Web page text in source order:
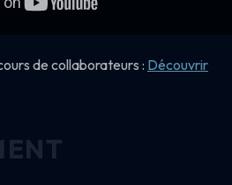
de collaborateurs : Découvrir